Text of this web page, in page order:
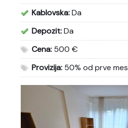
Kablovska:Da
Depozit:Da
Cena: 500 €
Provizija: 50% od prve